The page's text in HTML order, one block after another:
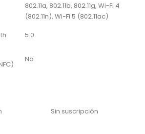
802.11a, 802.11b, 802.11g, Wi-Fi 4
(802.11n), Wi-Fi 5 (802.11ac)
5.0
No
Sin suscripción